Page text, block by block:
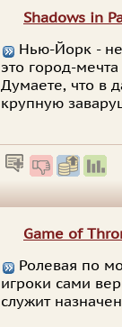
Shadows in
Нью-Йорк -
это город-
Думаете, что в
крупную
Game of
Ролевая по
игроки сами
служит